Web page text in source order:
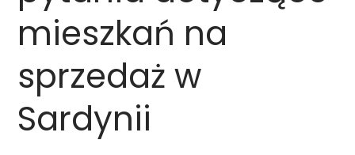
mieszkań na
sprzedaż w
Sardynii